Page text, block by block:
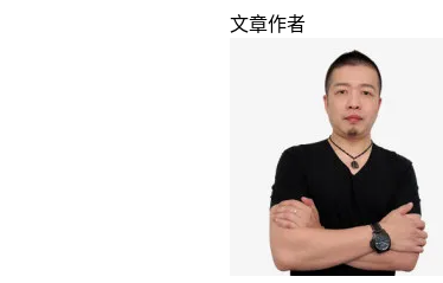
文章作者